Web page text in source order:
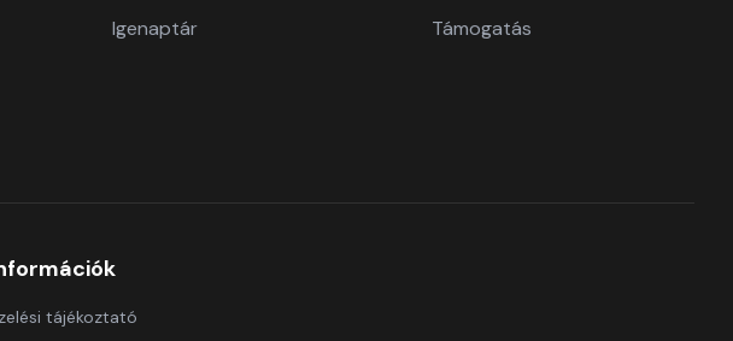
Igenaptár
Támogatás
tájékoztató